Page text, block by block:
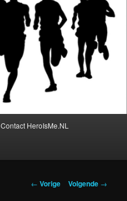
Contact HeroIsMe.NL
Berichtnavigatie
← Vorige Volgende →